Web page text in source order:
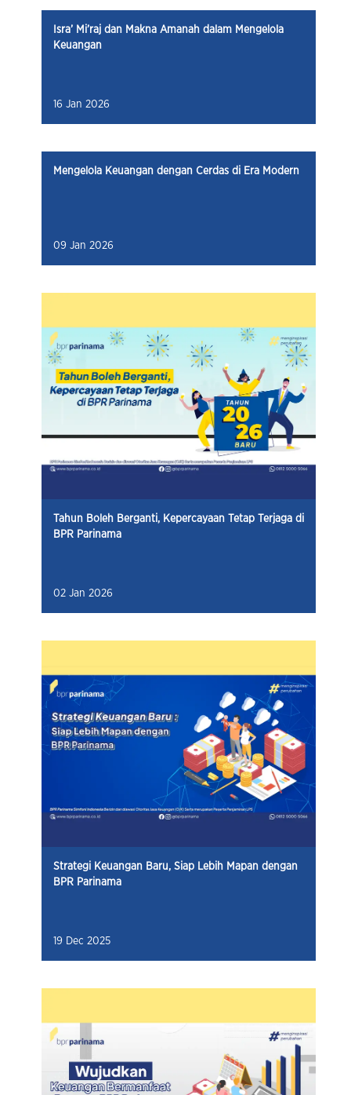
Isra’ Mi’raj dan Makna Amanah dalam Mengelola
Keuangan
16 Jan 2026
Mengelola Keuangan dengan Cerdas di Era Modern
09 Jan 2026
Tahun Boleh Berganti, Kepercayaan Tetap Terjaga di
BPR Parinama
02 Jan 2026
Strategi Keuangan Baru, Siap Lebih Mapan dengan
BPR Parinama
19 Dec 2025